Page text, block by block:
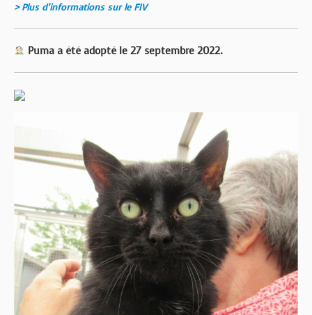
> Plus d’informations sur le FIV
Puma a été adopté le 27 septembre 2022.